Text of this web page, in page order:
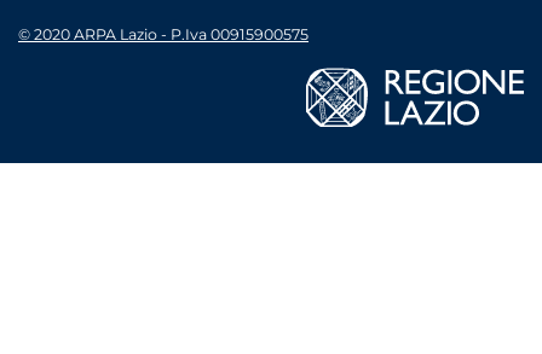
© 2020 ARPA Lazio - P.Iva 00915900575